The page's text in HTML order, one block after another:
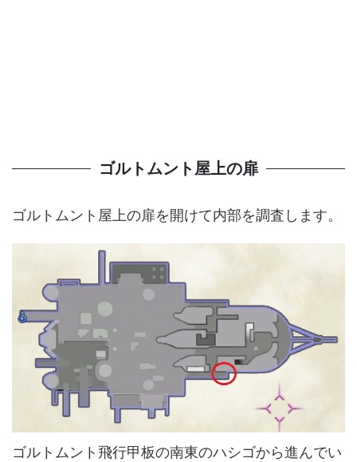
ゴルトムント屋上の扉
ゴルトムント屋上の扉を開けて内部を調査します。
ゴルトムント飛行甲板の南東のハシゴから進んでい